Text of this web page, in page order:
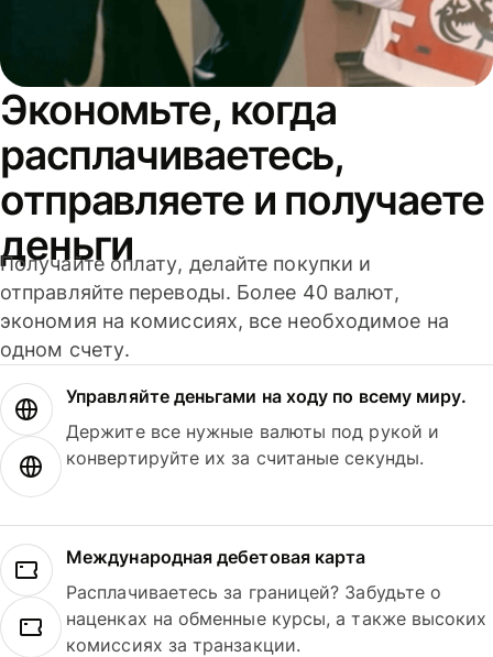
Экономьте, когда
расплачиваетесь,
отправляете и получаете
деньги
Получайте оплату, делайте покупки и
отправляйте переводы. Более 40 валют,
экономия на комиссиях, все необходимое на
одном счету.
Управляйте деньгами на ходу по всему миру.
Держите все нужные валюты под рукой и
конвертируйте их за считаные секунды.
Международная дебетовая карта
Расплачиваетесь за границей? Забудьте о
наценках на обменные курсы, а также высоких
комиссиях за транзакции.